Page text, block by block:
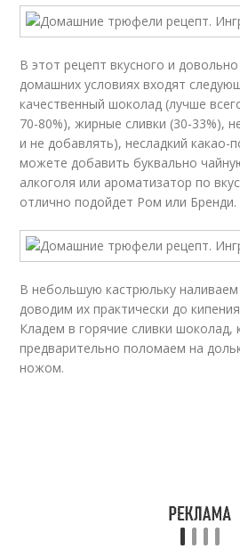
В этот рецепт вкусного и
домашних условиях входят
качественный шоколад (лучше
70-80%), жирные сливки (30-33%),
и не добавлять), несладкий
можете добавить буквально
алкоголя или ароматизатор по
отлично подойдет Ром или Бренди.
В небольшую кастрюльку
доводим их практически до
Кладем в горячие сливки шоколад,
предварительно поломаем на
ножом.